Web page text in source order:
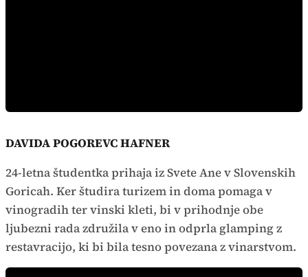
DAVIDA POGOREVC HAFNER
24-letna študentka prihaja iz Svete Ane v Slovenskih
Goricah. Ker študira turizem in doma pomaga v
vinogradih ter vinski kleti, bi v prihodnje obe
ljubezni rada združila v eno in odprla glamping z
restavracijo, ki bi bila tesno povezana z vinarstvom.